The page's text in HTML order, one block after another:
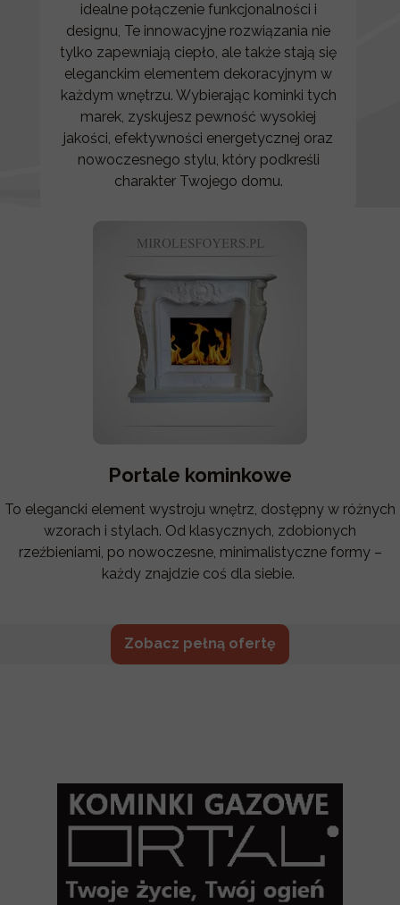
idealne połączenie funkcjonalności i
designu, Te innowacyjne rozwiązania nie
tylko zapewniają ciepło, ale także stają się
eleganckim elementem dekoracyjnym w
każdym wnętrzu. Wybierając kominki tych
marek, zyskujesz pewność wysokiej
jakości, efektywności energetycznej oraz
nowoczesnego stylu, który podkreśli
charakter Twojego domu.
Zobacz pełną ofertę
Portale kominkowe
To elegancki element wystroju wnętrz, dostępny w różnych
wzorach i stylach. Od klasycznych, zdobionych
rzeźbieniami, po nowoczesne, minimalistyczne formy –
każdy znajdzie coś dla siebie.